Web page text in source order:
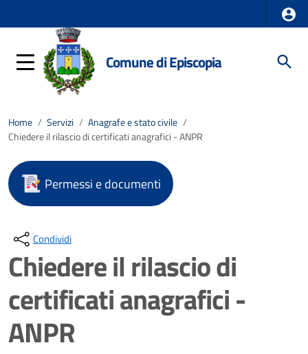
Comune di Episcopia
Home / Servizi / Anagrafe e stato civile /
Chiedere il rilascio di certificati anagrafici - ANPR
Permessi e documenti
Condividi
Chiedere il rilascio di
certificati anagrafici -
ANPR